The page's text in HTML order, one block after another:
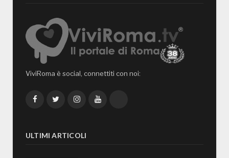
ViviRoma è social, connettiti con noi:
FacebookTwitterInstagramYouTube
ULTIMI ARTICOLI